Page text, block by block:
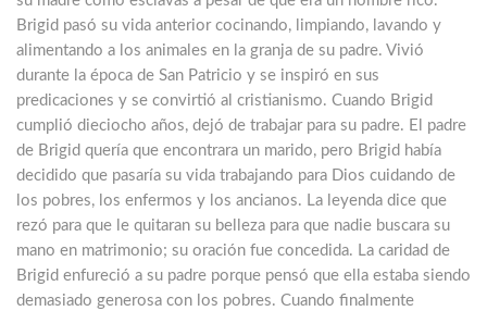
Brigid pasó su vida anterior cocinando, limpiando, lavando y
alimentando a los animales en la granja de su padre. Vivió
durante la época de San Patricio y se inspiró en sus
predicaciones y se convirtió al cristianismo. Cuando Brigid
cumplió dieciocho años, dejó de trabajar para su padre. El padre
de Brigid quería que encontrara un marido, pero Brigid había
decidido que pasaría su vida trabajando para Dios cuidando de
los pobres, los enfermos y los ancianos. La leyenda dice que
rezó para que le quitaran su belleza para que nadie buscara su
mano en matrimonio; su oración fue concedida. La caridad de
Brigid enfureció a su padre porque pensó que ella estaba siendo
demasiado generosa con los pobres. Cuando finalmente